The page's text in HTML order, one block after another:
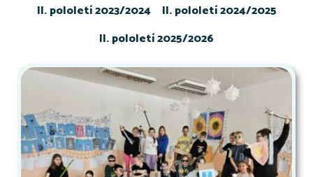
II. pololetí 2023/2024
II. pololetí 2024/2025
II. pololetí 2025/2026